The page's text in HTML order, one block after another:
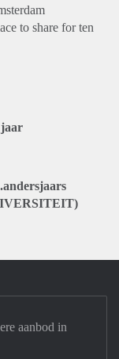
to share for ten
aanbod in